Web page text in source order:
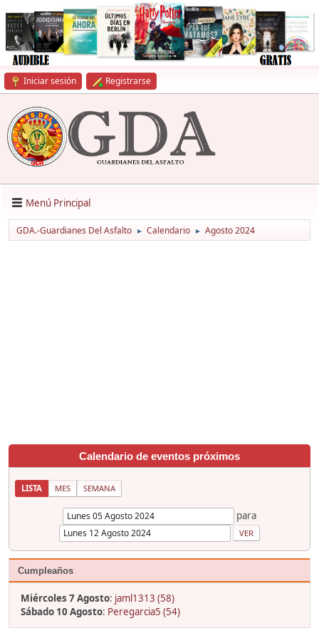
Iniciar sesión Registrarse
Menú Principal
GDA.-Guardianes Del Asfalto ► Calendario ► Agosto 2024
Calendario de eventos próximos
LISTA MES SEMANA
para
Cumpleaños
Miércoles 7 Agosto: jaml1313 (58)
Sábado 10 Agosto: Peregarcia5 (54)